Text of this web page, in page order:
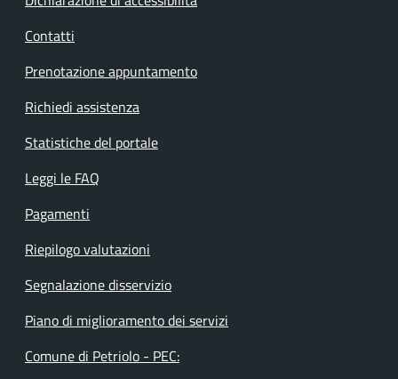
Contatti
Prenotazione appuntamento
Richiedi assistenza
Statistiche del portale
Leggi le FAQ
Pagamenti
Riepilogo valutazioni
Segnalazione disservizio
Piano di miglioramento dei servizi
Comune di Petriolo - PEC: